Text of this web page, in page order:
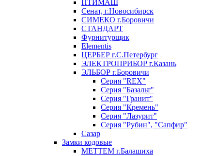
ПТИМАШ
Сенат, г.Новосибирск
СИМЕКО г.Боровичи
СТАНДАРТ
Фурнитурщик
Elementis
ЦЕРБЕР г.С.Петербург
ЭЛЕКТРОПРИБОР г.Казань
ЭЛЬБОР г.Боровичи
Серия "REX"
Серия "Базальт"
Серия "Гранит"
Серия "Кремень"
Серия "Лазурит"
Серия "Рубин", "Сапфир"
Сазар
Замки кодовые
МЕТТЕМ г.Балашиха